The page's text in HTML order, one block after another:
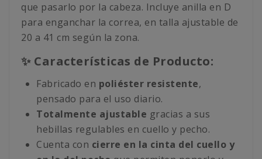
que pasarlo por la cabeza. Incluye anilla en D
para enganchar la correa, en talla ajustable de
20 a 41 cm según la zona.
✨ Características de Producto:
Fabricado en poliéster resistente,
pensado para el uso diario.
Totalmente ajustable gracias a sus
hebillas regulables en cuello y pecho.
Cuenta con cierre en la cinta del cuello y